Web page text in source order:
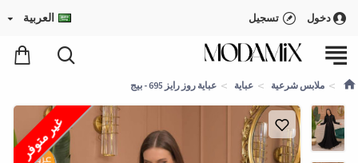
دخول تسجيل العربية
ملابس شرعية عباية عباية روز رايز 695 - بيج
غير متوفر